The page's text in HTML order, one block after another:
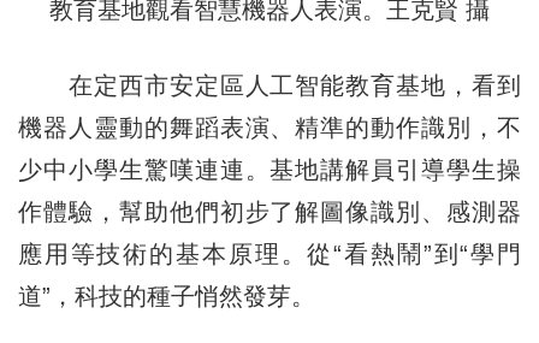
教育基地觀看智慧機器人表演。王克賢 攝
在定西市安定區人工智能教育基地，看到
機器人靈動的舞蹈表演、精準的動作識別，不
少中小學生驚嘆連連。基地講解員引導學生操
作體驗，幫助他們初步了解圖像識別、感測器
應用等技術的基本原理。從“看熱鬧”到“學門
道”，科技的種子悄然發芽。